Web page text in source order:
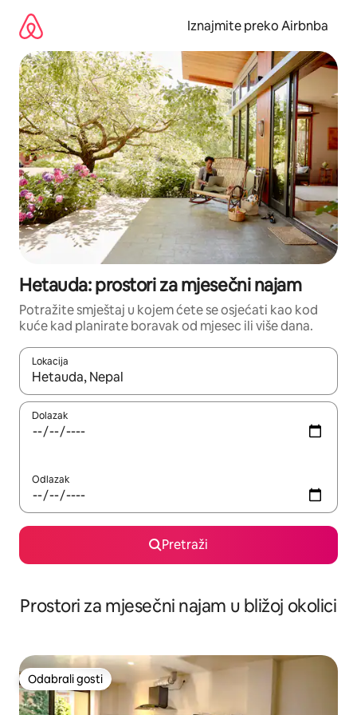
sadržaj
Iznajmite preko Airbnba
Hetauda: prostori za mjesečni najam
Potražite smještaj u kojem ćete se osjećati kao kod
kuće kad planirate boravak od mjesec ili više dana.
Lokacija
Kada budu dostupni rezultati, moći ćete ih pregledati
Dolazak
Odlazak
Pretraži
Prostori za mjesečni najam u bližoj okolici
Odabrali gosti
Odabrali gosti